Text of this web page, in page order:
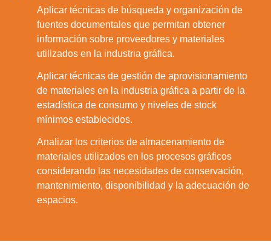
Aplicar técnicas de búsqueda y organización de
fuentes documentales que permitan obtener
información sobre proveedores y materiales
utilizados en la industria gráfica.
Aplicar técnicas de gestión de aprovisionamiento
de materiales en la industria gráfica a partir de la
estadística de consumo y niveles de stock
mínimos establecidos.
Analizar los criterios de almacenamiento de
materiales utilizados en los procesos gráficos
considerando las necesidades de conservación,
mantenimiento, disponibilidad y la adecuación de
espacios.